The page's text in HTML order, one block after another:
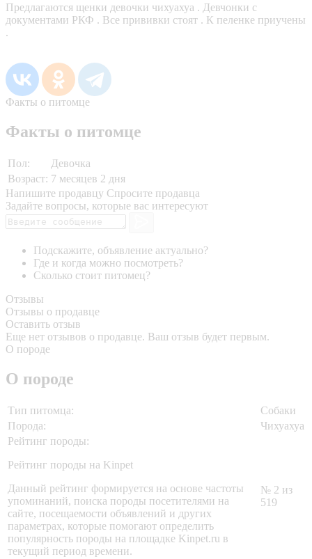
Предлагаются щенки девочки чихуахуа . Девчонки с
документами РКФ . Все прививки стоят . К пеленке приучены
.
Факты о питомце
Факты о питомце
Пол:
Девочка
Возраст: 7 месяцев 2 дня
Напишите продавцу Спросите продавца
Задайте вопросы, которые вас интересуют
Подскажите, объявление актуально?
Где и когда можно посмотреть?
Сколько стоит питомец?
Отзывы
Отзывы о продавце
Оставить отзыв
Еще нет отзывов о продавце. Ваш отзыв будет первым.
О породе
О породе
Тип питомца:
Собаки
Порода:
Чихуахуа
Рейтинг породы:
Рейтинг породы на Kinpet
Данный рейтинг формируется на основе частоты
упоминаний, поиска породы посетителями на
сайте, посещаемости объявлений и других
параметрах, которые помогают определить
популярность породы на площадке Kinpet.ru в
текущий период времени.
№ 2 из
519